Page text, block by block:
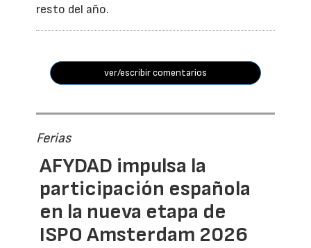
resto del año.
ver/escribir comentarios
Ferias
AFYDAD impulsa la
participación española
en la nueva etapa de
ISPO Amsterdam 2026